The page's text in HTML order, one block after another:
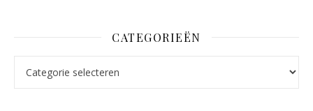
CATEGORIEËN